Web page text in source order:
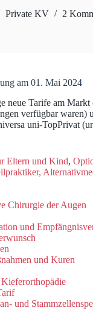
Private KV 2
am 01. Mai 2024
neue Tarife am
verfügbar waren)
uni-TopPrivat
Eltern und Kind,
Chirurgie der Augen
und
und Kuren
und